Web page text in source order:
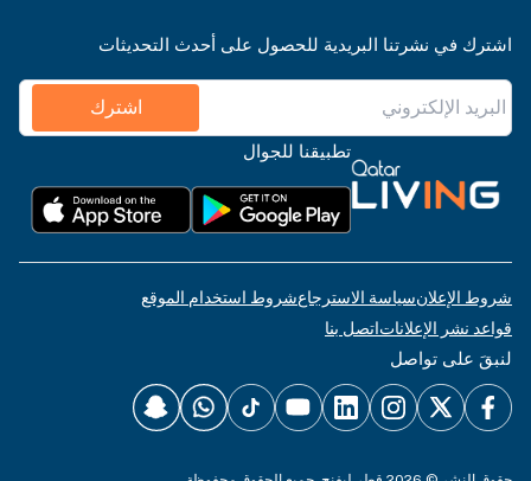
اشترك في نشرتنا البريدية للحصول على أحدث التحديثات
اشترك
تطبيقنا للجوال
شروط الإعلانسياسة الاسترجاعشروط استخدام الموقع
قواعد نشر الإعلاناتاتصل بنا
لنبقَ على تواصل